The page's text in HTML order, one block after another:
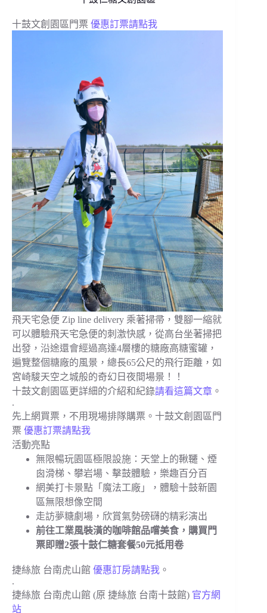
十鼓文創園區門票 優惠訂票請點我
飛天宅急便 Zip line delivery 乘著掃帚，雙腳一縮就
可以體驗飛天宅急便的刺激快感，從高台坐著掃把
出發，沿途還會經過高達4層樓的糖廠高糖蜜罐，
遍覽整個糖廠的風景，總長65公尺的飛行距離，如
宮崎駿天空之城般的奇幻日夜間場景！！
十鼓文創園區更詳細的介紹和紀錄請看這篇文章 。
.
先上網買票，不用現場排隊購票。十鼓文創園區門
票 優惠訂票請點我
活動亮點
無限暢玩園區極限設施：天堂上的鞦韆、煙
囪滑梯、攀岩場、擊鼓體驗，樂趣百分百
網美打卡景點「魔法工廠」，體驗十鼓新園
區無限想像空間
走訪夢糖劇場，欣賞氣勢磅礴的精彩演出
前往工業風裝潢的咖啡館品嚐美食，購買門
票即贈2張十鼓仁糖套餐50元抵用卷
捷絲旅 台南虎山館 優惠訂房請點我 。
.
捷絲旅 台南虎山館 (原 捷絲旅 台南十鼓館) 官方網
站